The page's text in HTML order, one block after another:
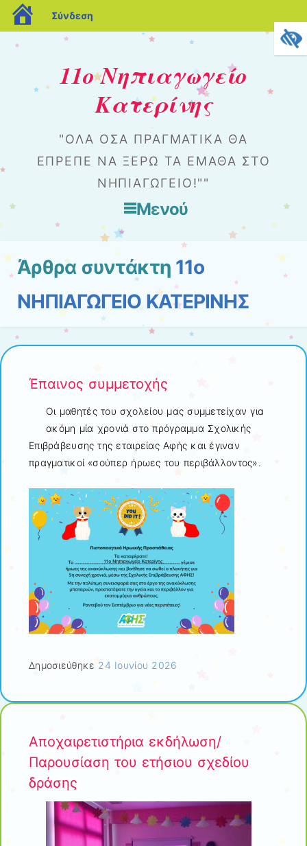
blogs.sch.gr
Σύνδεση
11ο Νηπιαγωγείο
Κατερίνης
"ΌΛΑ ΌΣΑ ΠΡΑΓΜΑΤΙΚΆ ΘΑ
ΈΠΡΕΠΕ ΝΑ ΞΈΡΩ ΤΑ ΈΜΑΘΑ ΣΤΟ
ΝΗΠΙΑΓΩΓΕΊΟ!""
Μενού
Μετάβαση στο περιεχόμενο
Άρθρα συντάκτη 11ο
ΝΗΠΙΑΓΩΓΕΙΟ ΚΑΤΕΡΙΝΗΣ
Έπαινος συμμετοχής
Οι μαθητές του σχολείου μας συμμετείχαν για
ακόμη μία χρονιά στο πρόγραμμα Σχολικής
Επιβράβευσης της εταιρείας Αφής και έγιναν
πραγματικοί «σούπερ ήρωες του περιβάλλοντος».
Δημοσιεύθηκε 24 Ιουνίου 2026
Αποχαιρετιστήρια εκδήλωση/
Παρουσίαση του ετήσιου σχεδίου
δράσης